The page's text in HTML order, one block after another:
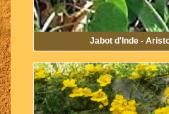
Jabot d'Inde -